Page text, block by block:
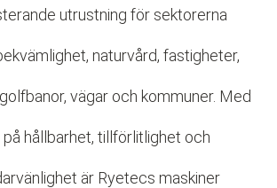
utrustning för sektorerna
naturvård, fastigheter,
vägar och kommuner. Med
hållbarhet, tillförlitlighet och
är Ryetecs maskiner